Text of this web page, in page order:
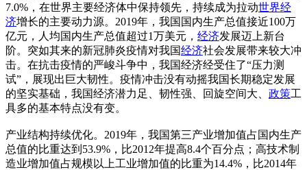
7.0%，在世界主要经济体中保持领先，持续成为拉动世界经
济增长的主要动力源。2019年，我国国内生产总值接近100万
亿元，人均国内生产总值超过1万美元， 经济发展迈上新台
阶。突如其来的新冠肺炎疫情对我国经济社会发展带来较大冲
击。在抗击疫情的严峻斗争中，我国经济经受住了“压力测
试”，展现出巨大韧性。疫情冲击没有动摇我国长期稳定发展
的坚实基础，我国经济潜力足、韧性强、回旋空间大、 政策工
具多的基本特点没有变。
产业结构持续优化。2019年，我国第三产业增加值占国内生产
总值的比重达到53.9%，比2012年提高8.4个百分点；高技术制
造业增加值占规模以上工业增加值的比重为14.4%，比2014年